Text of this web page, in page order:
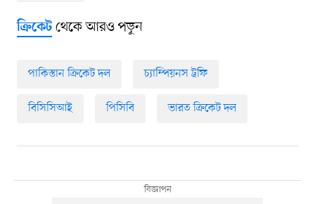
ক্রিকেটথেকে আরও পড়ুন
পাকিস্তান ক্রিকেট দল চ্যাম্পিয়নস ট্রফি
বিসিসিআই পিসিবি ভারত ক্রিকেট দল